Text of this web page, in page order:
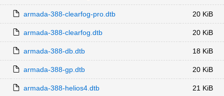
armada-388-clearfog-pro.dtb 20 KiB
armada-388-clearfog.dtb 20 KiB
armada-388-db.dtb 18 KiB
armada-388-gp.dtb 20 KiB
armada-388-helios4.dtb 21 KiB